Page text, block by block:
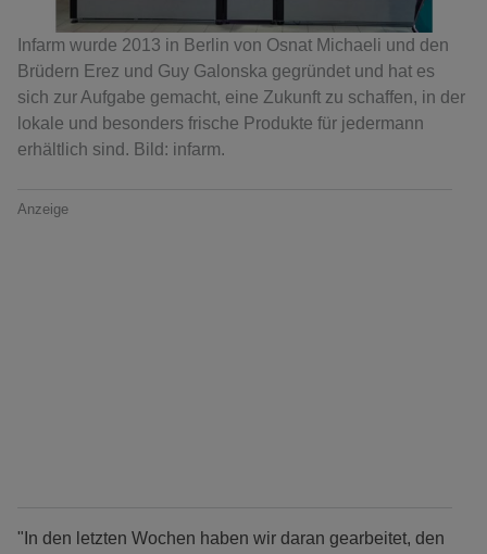
Infarm wurde 2013 in Berlin von Osnat Michaeli und den
Brüdern Erez und Guy Galonska gegründet und hat es
sich zur Aufgabe gemacht, eine Zukunft zu schaffen, in der
lokale und besonders frische Produkte für jedermann
erhältlich sind. Bild: infarm.
Anzeige
"In den letzten Wochen haben wir daran gearbeitet, den